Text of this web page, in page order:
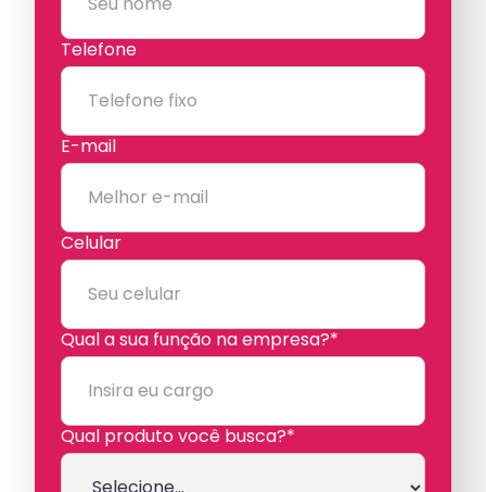
Telefone
E-mail
Celular
Qual a sua função na empresa?*
Qual produto você busca?*